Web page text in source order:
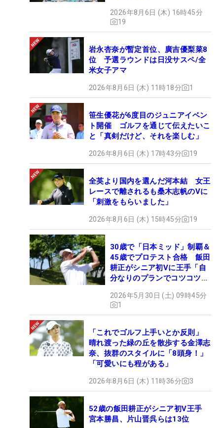
2026年8月6日 (木) 16時45分
19
岩永杏奈が暫定首位、廣吉優梨菜8
位 予選ラウンドは日没サスペ/全
米女子アマ
2026年8月6日 (木) 11時18分 1
笹生優花が6度目のジュニアイベン
ト開催 ゴルフを通じて伝えたいこ
と「真剣だけど、それを楽しむ」
2026年8月6日 (木) 17時43分 19
全英より国内を選んだ河本結 女王
レースで離されるも桑木志帆のVに
「刺激をもらいました」
2026年8月6日 (木) 15時45分 19
30歳で「日本ミッド」制覇＆
45歳でプロテスト合格 飯田
耕正がシニア初Vに王手「自
分なりのプランでコツコツ
2026年5月30日 (土) 09時45分
1
「これでゴルフ上手いとか反則」
晴れ渡った緑の丘を散歩する金澤志
奈、抜群のスタイルに「8頭身！」
「可愛いにも程がある」
2026年8月6日 (木) 11時36分 3
52歳の飯田耕正がシニア初V王手
宮本勝昌、片山晋呉らは13位